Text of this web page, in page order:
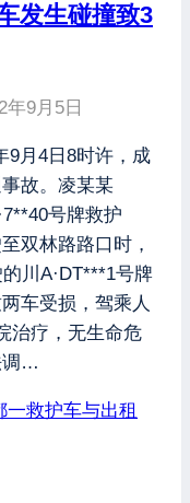
发生碰撞致3
年9月5日
9月4日8时许，成
故。凌某某
号牌救护
双林路路口时，
川A·DT***1号牌
车受损，驾乘人
治疗，无生命危
调…
一救护车与出租